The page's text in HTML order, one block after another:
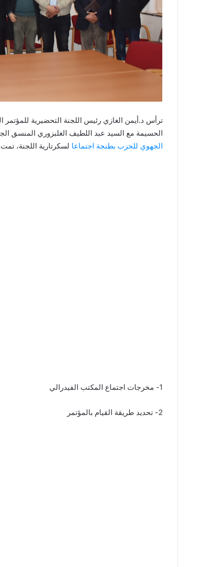
ترأس د.أيمن الغازي رئيس اللجنة التحضيرية
الحسيمة مع السيد عبد اللطيف الغلبزوري المنسق
الجهوي للحزب بطنجة اجتماعا لسكرتارية اللجنة،
1- مخرجات اجتماع المكتب الفيدرالي
2- تحديد طريقة القيام بالمؤتمر